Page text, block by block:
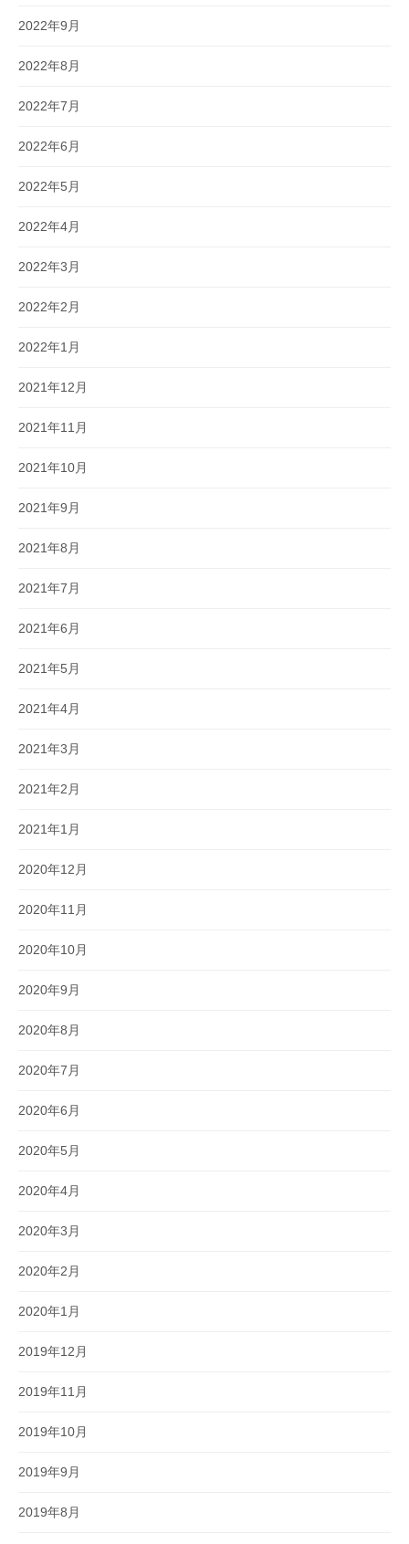
2022年9月
2022年8月
2022年7月
2022年6月
2022年5月
2022年4月
2022年3月
2022年2月
2022年1月
2021年12月
2021年11月
2021年10月
2021年9月
2021年8月
2021年7月
2021年6月
2021年5月
2021年4月
2021年3月
2021年2月
2021年1月
2020年12月
2020年11月
2020年10月
2020年9月
2020年8月
2020年7月
2020年6月
2020年5月
2020年4月
2020年3月
2020年2月
2020年1月
2019年12月
2019年11月
2019年10月
2019年9月
2019年8月